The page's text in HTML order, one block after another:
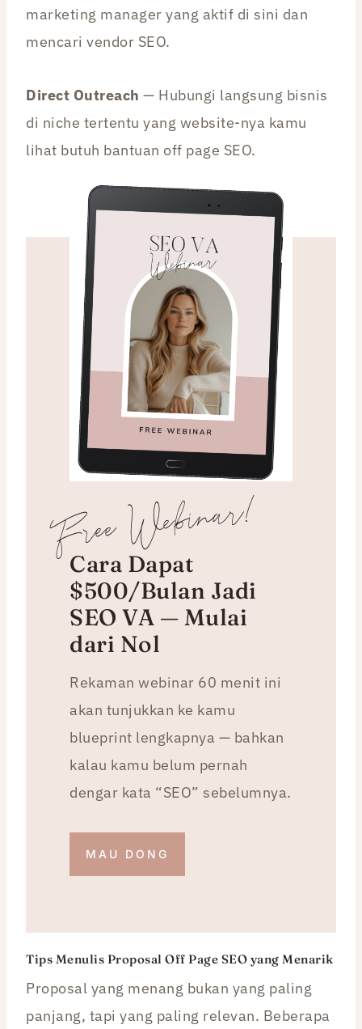
marketing manager yang aktif di sini dan
mencari vendor SEO.
Direct Outreach — Hubungi langsung bisnis
di niche tertentu yang website-nya kamu
lihat butuh bantuan off page SEO.
Free Webinar!
Cara Dapat
$500/Bulan Jadi
SEO VA — Mulai
dari Nol
Rekaman webinar 60 menit ini
akan tunjukkan ke kamu
blueprint lengkapnya — bahkan
kalau kamu belum pernah
dengar kata “SEO” sebelumnya.
MAU DONG
Tips Menulis Proposal Off Page SEO yang Menarik
Proposal yang menang bukan yang paling
panjang, tapi yang paling relevan. Beberapa